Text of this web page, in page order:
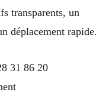
transparents, un
déplacement rapide.
31 86 20